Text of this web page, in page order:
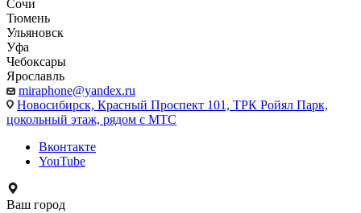
Сочи
Тюмень
Ульяновск
Уфа
Чебоксары
Ярославль
miraphone@yandex.ru
Новосибирск, Красный Проспект 101, ТРК Ройял Парк,
цокольный этаж, рядом с МТС
Вконтакте
YouTube
Ваш город